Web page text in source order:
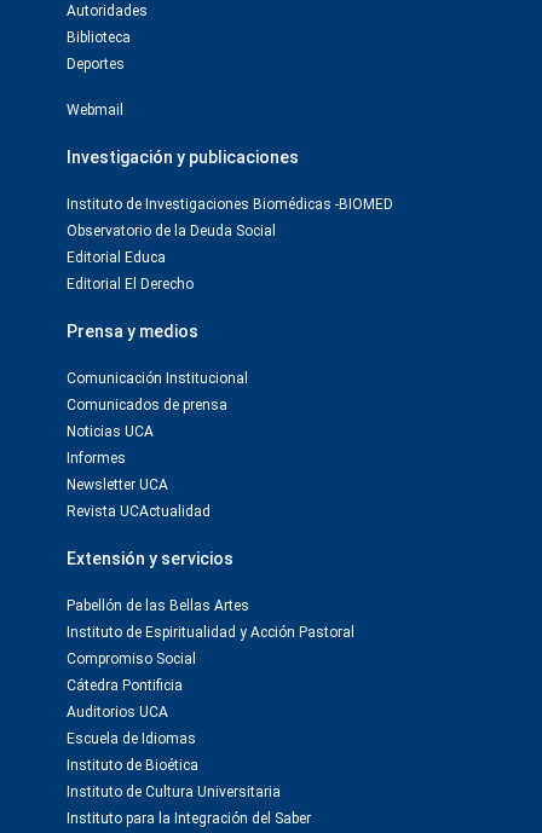
Autoridades
Biblioteca
Deportes
Webmail
Investigación y publicaciones
Instituto de Investigaciones Biomédicas -BIOMED
Observatorio de la Deuda Social
Editorial Educa
Editorial El Derecho
Prensa y medios
Comunicación Institucional
Comunicados de prensa
Noticias UCA
Informes
Newsletter UCA
Revista UCActualidad
Extensión y servicios
Pabellón de las Bellas Artes
Instituto de Espiritualidad y Acción Pastoral
Compromiso Social
Cátedra Pontificia
Auditorios UCA
Escuela de Idiomas
Instituto de Bioética
Instituto de Cultura Universitaria
Instituto para la Integración del Saber